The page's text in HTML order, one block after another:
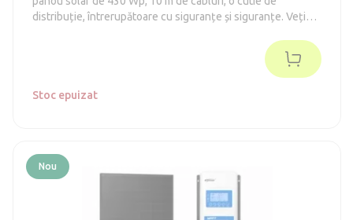
distribuție, întrerupătoare cu siguranțe și siguranțe. Veți
conectarea și punerea în funcțiune a sistemului de încălzire
Stoc epuizat
Nou